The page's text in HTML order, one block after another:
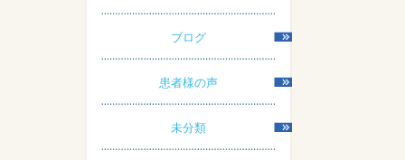
ブログ
患者様の声
未分類